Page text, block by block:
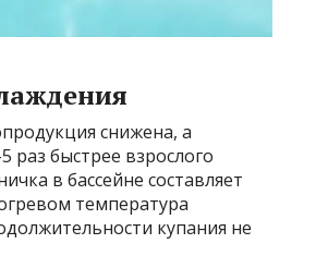
снижена, а
быстрее взрослого
в бассейне составляет
температура
купания не